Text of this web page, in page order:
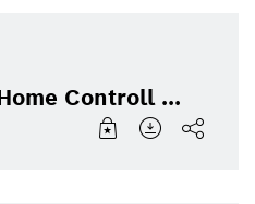
Controll ...